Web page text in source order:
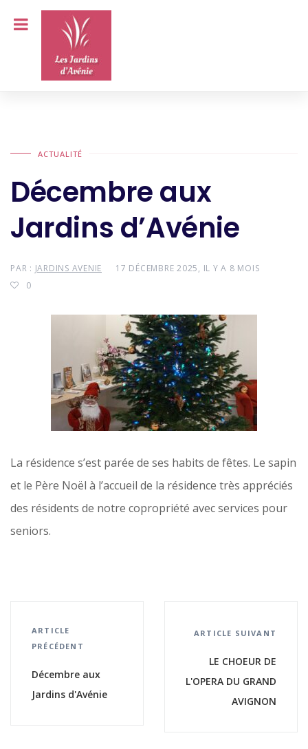
ACTUALITÉ
Décembre aux
Jardins d’Avénie
PAR : JARDINS AVENIE
17 DÉCEMBRE 2025, IL Y A 8 MOIS
0
La résidence s’est parée de ses habits de fêtes. Le sapin
et le Père Noël à l’accueil de la résidence très appréciés
des résidents de notre copropriété avec services pour
seniors.
ARTICLE
PRÉCÉDENT
Décembre aux
Jardins d'Avénie
ARTICLE SUIVANT
LE CHOEUR DE
L'OPERA DU GRAND
AVIGNON